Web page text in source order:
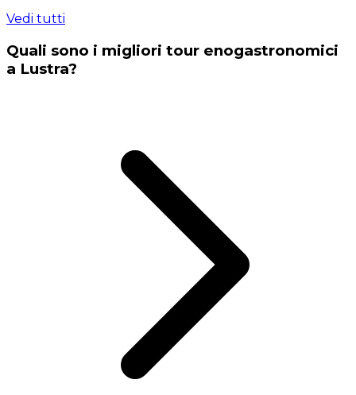
Vedi tutti
Quali sono i migliori tour enogastronomici
a Lustra?